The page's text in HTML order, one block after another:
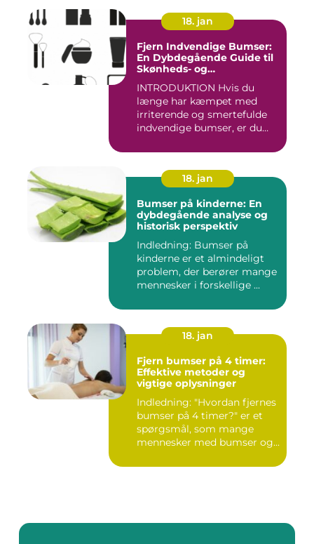
18. jan
Fjern Indvendige Bumser:
En Dybdegående Guide til
Skønheds- og
INTRODUKTION Hvis du
længe har kæmpet med
irriterende og smertefulde
indvendige bumser, er du
18. jan
Bumser på kinderne: En
dybdegående analyse og
historisk perspektiv
Indledning: Bumser på
kinderne er et almindeligt
problem, der berører mange
mennesker i forskellige ...
18. jan
Fjern bumser på 4 timer:
Effektive metoder og
vigtige oplysninger
Indledning: "Hvordan fjernes
bumser på 4 timer?" er et
spørgsmål, som mange
mennesker med bumser og...